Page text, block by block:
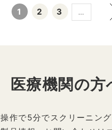
1 2 3 …
医療機関の方
作で5分でスクリーニン